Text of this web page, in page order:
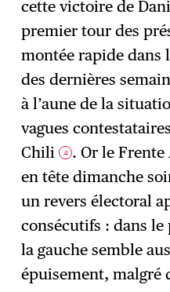
cette victoire de
premier tour des
montée rapide dans
des dernières
à l’aune de la
vagues
Chili 4 . Or le
en tête dimanche
un revers électoral
consécutifs : dans le
la gauche semble
épuisement, malgré